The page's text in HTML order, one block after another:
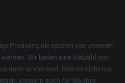
Produkte, die speziell von unserem
Wir bieten eine Vielzahl von
auch schön sind. Dies ist nicht nur,
sondern auch für Sie, Ihre